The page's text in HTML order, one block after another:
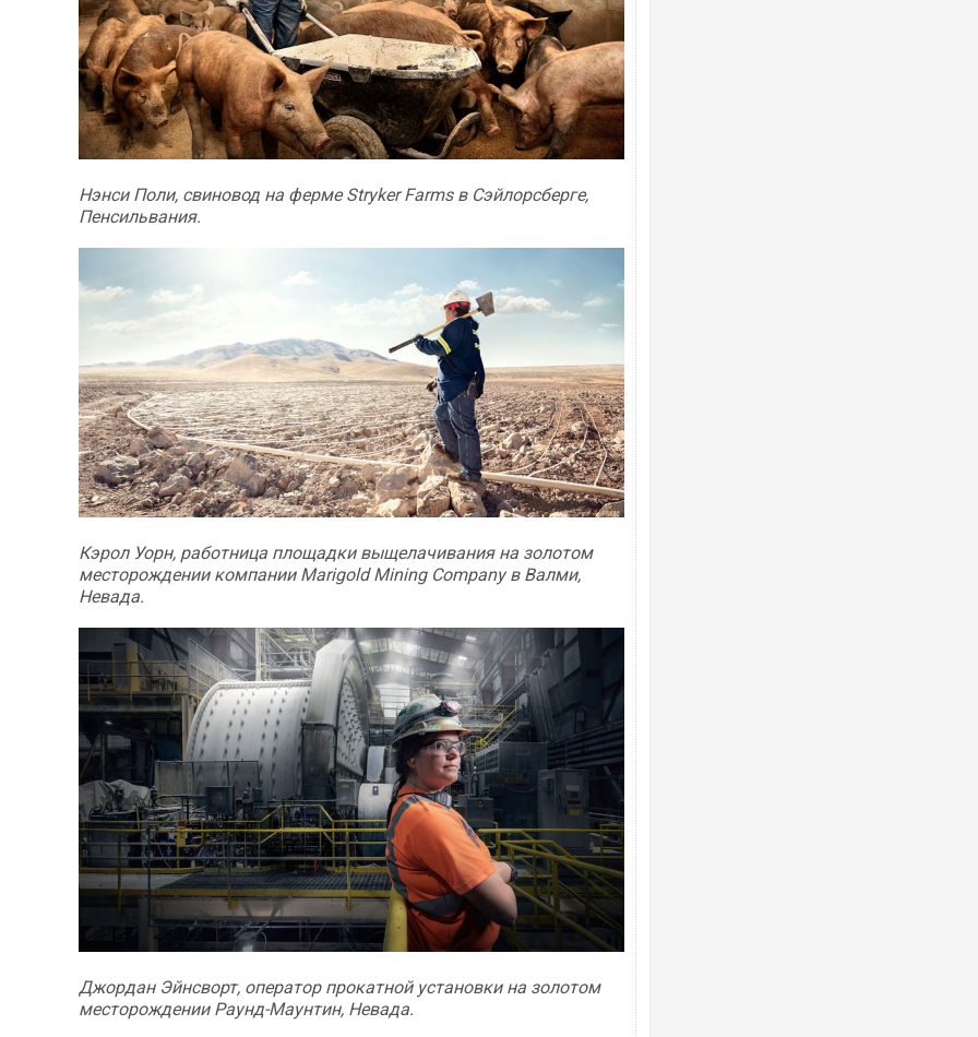
Нэнси Поли, свиновод на ферме Stryker Farms в Сэйлорсберге,
Пенсильвания.
Кэрол Уорн, работница площадки выщелачивания на золотом
месторождении компании Marigold Mining Company в Валми,
Невада.
Джордан Эйнсворт, оператор прокатной установки на золотом
месторождении Раунд-Маунтин, Невада.